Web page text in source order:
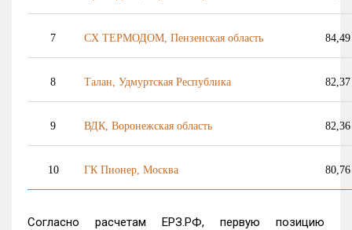
7 СХ ТЕРМОДОМ, Пензенская область 84,49
8 Талан, Удмуртская Республика 82,37
9 ВДК, Воронежская область 82,36
10 ГК Пионер, Москва 80,76
Согласно расчетам ЕРЗ.РФ, первую позицию